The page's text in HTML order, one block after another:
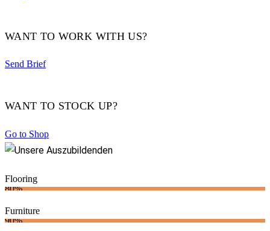
WANT TO WORK WITH US?
Send Brief
WANT TO STOCK UP?
Go to Shop
Flooring
80%
Furniture
90%